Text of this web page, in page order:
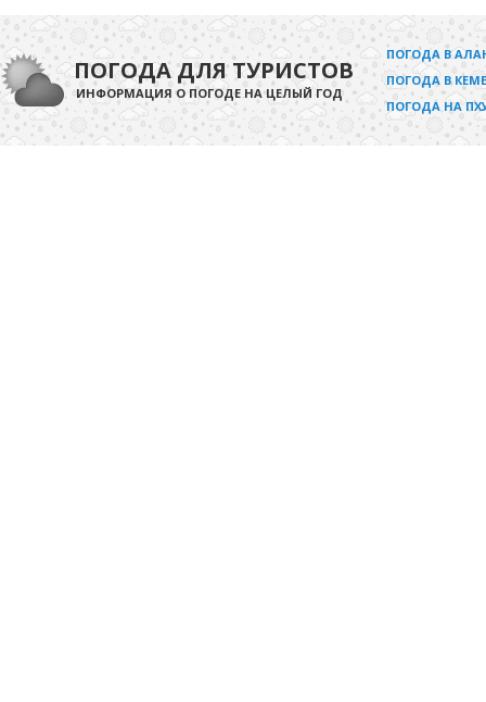
ПОГОДА ДЛЯ ТУРИСТОВ
ИНФОРМАЦИЯ О ПОГОДЕ НА ЦЕЛЫЙ ГОД
ПОГОДА В
ПОГОДА В
ПОГОДА НА